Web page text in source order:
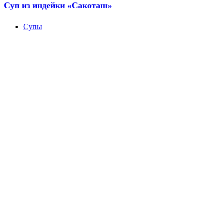
Суп из индейки «Cакоташ»
Супы